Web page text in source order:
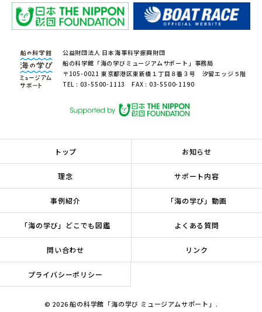
公益財団法人 日本海事科学振興財団
船の科学館「海の学びミュージアムサポート」事務局
〒105-0021 東京都港区東新橋１丁目８番３号 汐留エッジ５階
TEL : 03-5500-1113 FAX : 03-5500-1190
トップ お知らせ
理念 サポート内容
事例紹介 「海の学び」動画
「海の学び」どこでも図鑑 よくある質問
問い合わせ リンク
プライバシーポリシー
© 2026 船の科学館「海の学び ミュージアムサポート」.